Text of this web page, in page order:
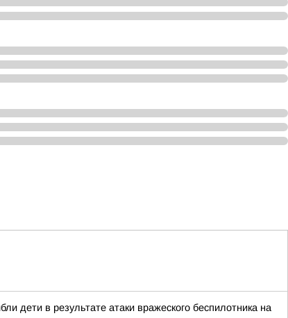
дети в результате атаки вражеского беспилотника на